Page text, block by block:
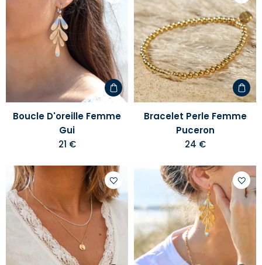
Ajouter
à
votre
liste
d'envies
Boucle D'oreille Femme
Gui
21 €
à
votre
liste
Bracelet Perle Femme
Puceron
24 €
Ajouter
à
votre
liste
d'envies
à
liste